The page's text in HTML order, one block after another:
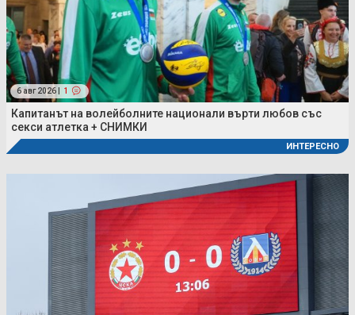
6 авг 2026 | 1
Капитанът на волейболните национали върти любов със
секси атлетка + СНИМКИ
ИНТЕРЕСНО